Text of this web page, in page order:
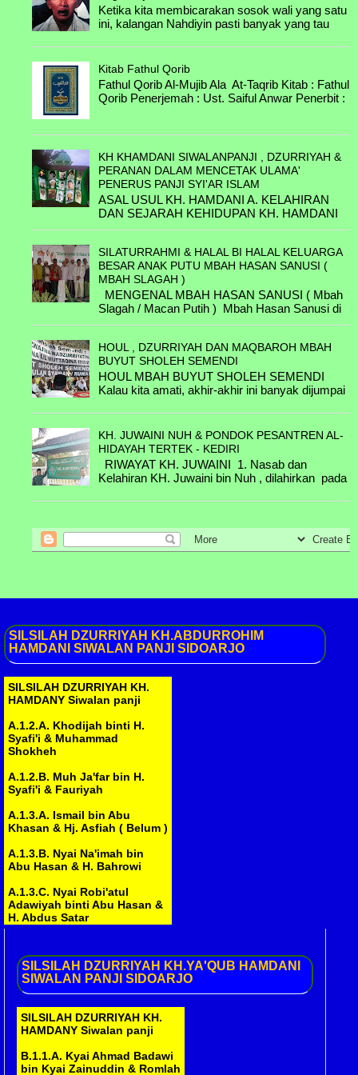
Kyai Syafi'i
B.4.3.B. Chabibah binti Abdul Karim &
H. Zain
B.4.3.C. Arbiyah binti Abdul Karim &
Kaspal
B.4.3.D. Mutmainnah binti Abdul Karim
B.4.3.E. Chalimah binti Abdul Karim &
Mustahal
B.5.1.A. H. Achmad bin Kyai Nur & ....
B.5.2.A. Nyai Maryam & ....
B.8.1.A. Zuhrrotul Al-Muthi'ah binti KH
Ahmad & H. Abdus Syakur Ibrohim bin
B.8.1.B. KH Muhammad Zuhdi bin KH
Ahmad & Hj. Muflichah binti H. Abdul
Ghofar.
B.8.1.C. KH. Khilmi binti KH Ahmad &
Nyai Hj Luthfiah binti KH. M Utsman Al-
Ishaqy / Belum
......& ....
......& ....
......& ....
Ketika kita membicarakan sosok wali yang satu
ini, kalangan Nahdiyin pasti banyak yang tau
seora...
Kitab Fathul Qorib
Fathul Qorib Al-Mujib Ala At-Taqrib Kitab : Fathul
Qorib Penerjemah : Ust. Saiful Anwar Penerbit :
KH KHAMDANI SIWALANPANJI , DZURRIYAH &
PERANAN DALAM MENCETAK ULAMA'
PENERUS PANJI SYI'AR ISLAM
ASAL USUL KH. HAMDANI A. KELAHIRAN
DAN SEJARAH KEHIDUPAN KH. HAMDANI
Hamdani lahir tahun 1720 M di Pasuruan, (
SILATURRAHMI & HALAL BI HALAL KELUARGA
BESAR ANAK PUTU MBAH HASAN SANUSI (
MBAH SLAGAH )
MENGENAL MBAH HASAN SANUSI ( Mbah
Slagah / Macan Putih ) Mbah Hasan Sanusi di
lahirkan di Keboncandi - Kecamatan Gondang
HOUL , DZURRIYAH DAN MAQBAROH MBAH
BUYUT SHOLEH SEMENDI
HOUL MBAH BUYUT SHOLEH SEMENDI
Kalau kita amati, akhir-akhir ini banyak dijumpai
Puasa Ramadh...
KH. JUWAINI NUH & PONDOK PESANTREN AL-
HIDAYAH TERTEK - KEDIRI
RIWAYAT KH. JUWAINI 1. Nasab dan
Kelahiran KH. Juwaini bin Nuh , dilahirkan pada
Beliau i...
SILSILAH DZURRIYAH KH.ABDURROHIM
HAMDANI SIWALAN PANJI SIDOARJO
SILSILAH DZURRIYAH KH.
HAMDANY Siwalan panji
A.1.2.A. Khodijah binti H.
Syafi'i & Muhammad
Shokheh
A.1.2.B. Muh Ja'far bin H.
Syafi'i & Fauriyah
A.1.3.A. Ismail bin Abu
Khasan & Hj. Asfiah ( Belum )
A.1.3.B. Nyai Na'imah bin
Abu Hasan & H. Bahrowi
A.1.3.C. Nyai Robi'atul
Adawiyah binti Abu Hasan &
H. Abdus Satar
Abu Hasan & Mashudi
A.2.1.A. Nyai Marhamah binti
Muniroh
A.2.1.B. Nyai Rohmah binti
Muniroh & ..........
A.3.1.A. H. Mansyur bin ........
( Belum )
SILSILAH DZURRIYAH KH.YA'QUB HAMDANI
SIWALAN PANJI SIDOARJO
SILSILAH DZURRIYAH KH.
HAMDANY Siwalan panji
B.1.1.A. Kyai Ahmad Badawi
bin Kyai Zainuddin & Romlah